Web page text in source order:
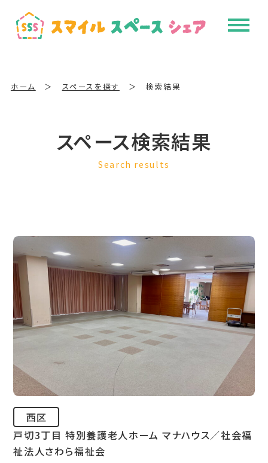
ホーム ＞ スペースを探す ＞ 検索結果
スペース検索結果
Search results
西区
戸切3丁目 特別養護老人ホーム マナハウス／社会福
祉法人さわら福祉会